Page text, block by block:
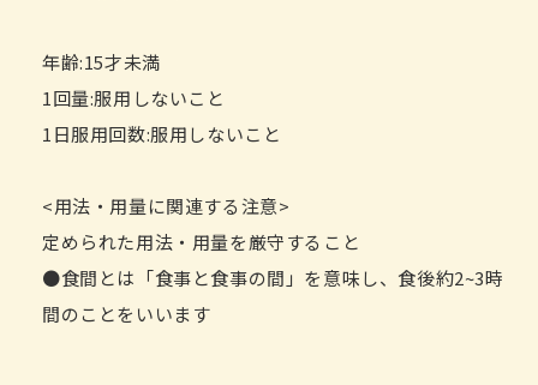
年齢:15才未満
1回量:服用しないこと
1日服用回数:服用しないこと
<用法・用量に関連する注意>
定められた用法・用量を厳守すること
●食間とは「食事と食事の間」を意味し、食後約2~3時
間のことをいいます